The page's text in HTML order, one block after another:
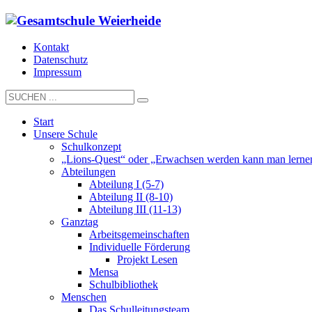
Kontakt
Datenschutz
Impressum
Start
Unsere Schule
Schulkonzept
„Lions-Quest“ oder „Erwachsen werden kann man
Abteilungen
Abteilung I (5-7)
Abteilung II (8-10)
Abteilung III (11-13)
Ganztag
Arbeitsgemeinschaften
Individuelle Förderung
Projekt Lesen
Mensa
Schulbibliothek
Menschen